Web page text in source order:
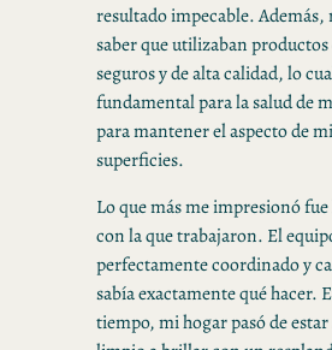
resultado impecable.
saber que utilizaban
seguros y de alta calidad, lo
fundamental para la salud de
para mantener el aspecto de
superficies.
Lo que más me impresionó
con la que trabajaron. El
perfectamente coordinado y
sabía exactamente qué hacer.
tiempo, mi hogar pasó de